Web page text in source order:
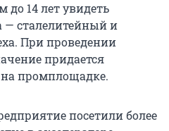
до 14 лет увидеть
— сталелитейный и
При проведении
придается
на промплощадке.
посетили более